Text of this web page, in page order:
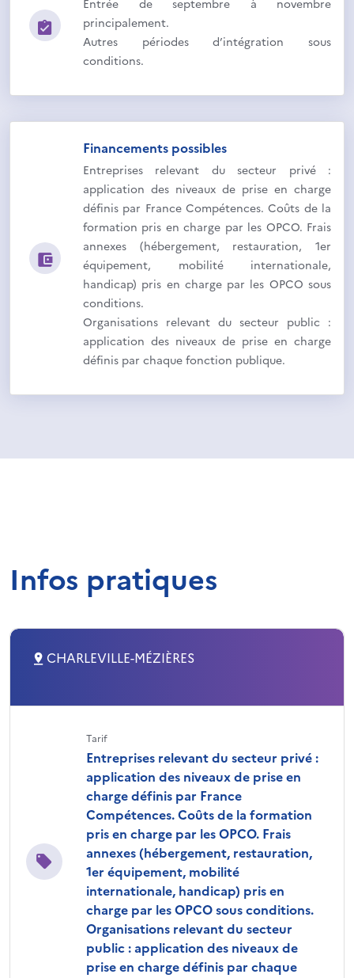
Entrée de septembre à novembre
principalement.
Autres périodes d’intégration sous
conditions.
Financements possibles
Entreprises relevant du secteur privé :
application des niveaux de prise en charge
définis par France Compétences. Coûts de la
formation pris en charge par les OPCO. Frais
annexes (hébergement, restauration, 1er
équipement, mobilité internationale,
handicap) pris en charge par les OPCO sous
conditions.
Organisations relevant du secteur public :
application des niveaux de prise en charge
définis par chaque fonction publique.
Infos pratiques
CHARLEVILLE-MÉZIÈRES
Tarif
Entreprises relevant du secteur privé :
application des niveaux de prise en
charge définis par France
Compétences. Coûts de la formation
pris en charge par les OPCO. Frais
annexes (hébergement, restauration,
1er équipement, mobilité
internationale, handicap) pris en
charge par les OPCO sous conditions.
Organisations relevant du secteur
public : application des niveaux de
prise en charge définis par chaque